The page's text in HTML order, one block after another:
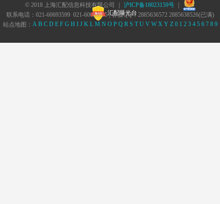
© 2018 上海汇配信息科技有限公司 ｜ 沪ICP备18023159号｜
汇配曝光台
联系电话：021-60693599 021-60693555 | 客服QQ：2885636572 2885638526(已满)
站点地图： A B C D E F G H I J K L M N O P Q R S T U V W X Y Z 0 1 2 3 4 5 6 7 8 9